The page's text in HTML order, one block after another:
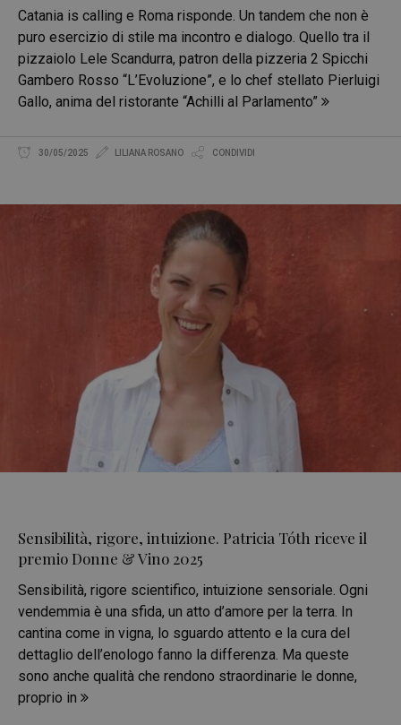
Catania is calling e Roma risponde. Un tandem che non è
puro esercizio di stile ma incontro e dialogo. Quello tra il
pizzaiolo Lele Scandurra, patron della pizzeria 2 Spicchi
Gambero Rosso “L’Evoluzione”, e lo chef stellato Pierluigi
Gallo, anima del ristorante “Achilli al Parlamento”
30/05/2025 LILIANA ROSANO CONDIVIDI
Sensibilità, rigore, intuizione. Patricia Tóth riceve il
premio Donne & Vino 2025
Sensibilità, rigore scientifico, intuizione sensoriale. Ogni
vendemmia è una sfida, un atto d’amore per la terra. In
cantina come in vigna, lo sguardo attento e la cura del
dettaglio dell’enologo fanno la differenza. Ma queste
sono anche qualità che rendono straordinarie le donne,
proprio in